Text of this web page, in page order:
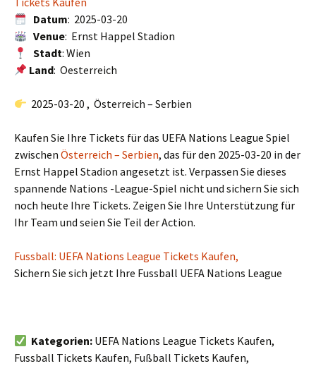
Datum: 2025-03-20
Venue: Ernst Happel Stadion
Stadt: Wien
Land: Oesterreich
2025-03-20 , Österreich – Serbien
Kaufen Sie Ihre Tickets für das UEFA Nations League Spiel
zwischen Österreich – Serbien, das für den 2025-03-20 in der
Ernst Happel Stadion angesetzt ist. Verpassen Sie dieses
spannende Nations -League-Spiel nicht und sichern Sie sich
noch heute Ihre Tickets. Zeigen Sie Ihre Unterstützung für
Ihr Team und seien Sie Teil der Action.
Fussball: UEFA Nations League Tickets Kaufen,
Sichern Sie sich jetzt Ihre Fussball UEFA Nations League
Kategorien: UEFA Nations League Tickets Kaufen,
Fussball Tickets Kaufen, Fußball Tickets Kaufen,